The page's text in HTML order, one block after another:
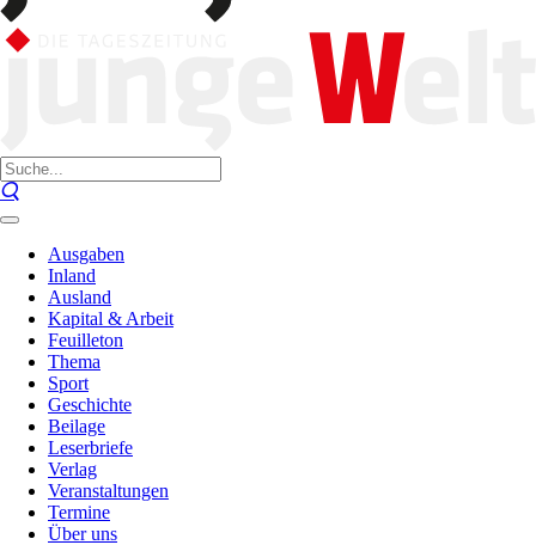
Ausgaben
Inland
Ausland
Kapital & Arbeit
Feuilleton
Thema
Sport
Geschichte
Beilage
Leserbriefe
Verlag
Veranstaltungen
Termine
Über uns